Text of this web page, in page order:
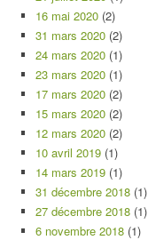
16 mai 2020 (2)
31 mars 2020 (2)
24 mars 2020 (1)
23 mars 2020 (1)
17 mars 2020 (2)
15 mars 2020 (2)
12 mars 2020 (2)
10 avril 2019 (1)
14 mars 2019 (1)
31 décembre 2018 (1)
27 décembre 2018 (1)
6 novembre 2018 (1)